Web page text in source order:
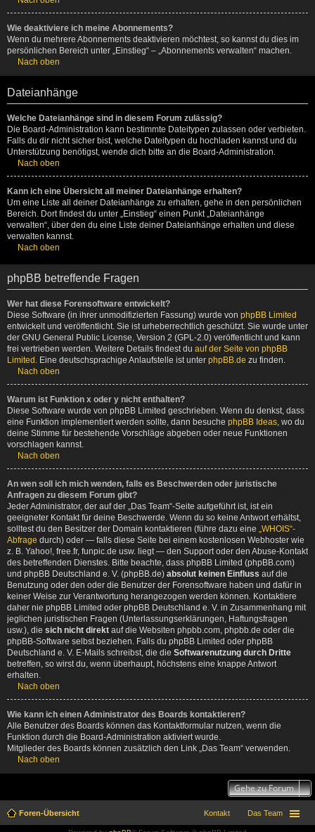
Wie deaktiviere ich meine Abonnements?
Wenn du mehrere Abonnements deaktivieren möchtest, so kannst du dies im
persönlichen Bereich unter „Einstieg“ – „Abonnements verwalten“ machen.
Nach oben
Dateianhänge
Welche Dateianhänge sind in diesem Forum zulässig?
Die Board-Administration kann bestimmte Dateitypen zulassen oder verbieten.
Falls du dir nicht sicher bist, welche Dateitypen du hochladen kannst und du
Unterstützung benötigst, wende dich bitte an die Board-Administration.
Nach oben
Kann ich eine Übersicht all meiner Dateianhänge erhalten?
Um eine Liste all deiner Dateianhänge zu erhalten, gehe in den persönlichen
Bereich. Dort findest du unter „Einstieg“ einen Punkt „Dateianhänge
verwalten“, über den du eine Liste deiner Dateianhänge erhalten und diese
verwalten kannst.
Nach oben
phpBB betreffende Fragen
Wer hat diese Forensoftware entwickelt?
Diese Software (in ihrer unmodifizierten Fassung) wurde von phpBB Limited
entwickelt und veröffentlicht. Sie ist urheberrechtlich geschützt. Sie wurde unter
der GNU General Public License, Version 2 (GPL-2.0) veröffentlicht und kann
frei vertrieben werden. Weitere Details findest du auf der Seite von phpBB
Limited . Eine deutschsprachige Anlaufstelle ist unter phpBB.de zu finden.
Nach oben
Warum ist Funktion x oder y nicht enthalten?
Diese Software wurde von phpBB Limited geschrieben. Wenn du denkst, dass
eine Funktion implementiert werden sollte, dann besuche phpBB Ideas, wo du
deine Stimme für bestehende Vorschläge abgeben oder neue Funktionen
vorschlagen kannst.
Nach oben
An wen soll ich mich wenden, falls es Beschwerden oder juristische
Anfragen zu diesem Forum gibt?
Jeder Administrator, der auf der „Das Team“-Seite aufgeführt ist, ist ein
geeigneter Kontakt für deine Beschwerde. Wenn du so keine Antwort erhältst,
solltest du den Besitzer der Domain kontaktieren (führe dazu eine „WHOIS“-
Abfrage durch) oder — falls diese Seite bei einem kostenlosen Webhoster wie
z. B. Yahoo!, free.fr, funpic.de usw. liegt — den Support oder den Abuse-Kontakt
des betreffenden Dienstes. Bitte beachte, dass phpBB Limited (phpBB.com)
und phpBB Deutschland e. V. (phpBB.de) absolut keinen Einfluss auf die
Benutzung oder den oder die Benutzer der Forensoftware haben und dafür in
keiner Weise zur Verantwortung herangezogen werden können. Kontaktiere
daher nie phpBB Limited oder phpBB Deutschland e. V. in Zusammenhang mit
jeglichen juristischen Fragen (Unterlassungserklärungen, Haftungsfragen
usw.), die sich nicht direkt auf die Websiten phpbb.com, phpbb.de oder die
phpBB-Software selbst beziehen. Falls du phpBB Limited oder phpBB
Deutschland e. V. E-Mails schreibst, die die Softwarenutzung durch Dritte
betreffen, so wirst du, wenn überhaupt, höchstens eine knappe Antwort
erhalten.
Nach oben
Wie kann ich einen Administrator des Boards kontaktieren?
Alle Benutzer des Boards können das Kontaktformular nutzen, wenn die
Funktion durch die Board-Administration aktiviert wurde.
Mitglieder des Boards können zusätzlich den Link „Das Team“ verwenden.
Nach oben
Gehe zu Forum
Foren-Übersicht Das Team
Kontakt